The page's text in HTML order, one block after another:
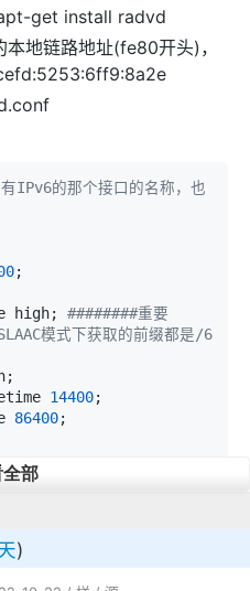
get install radvd
地链路地址(fe80开头)，
IPv6的那个接口的名称，也
;
high;
########重要
模式下获取的前缀都是/6
14400;
86400;
需要进行流量牵引的设备的L
6ff9:
部
)